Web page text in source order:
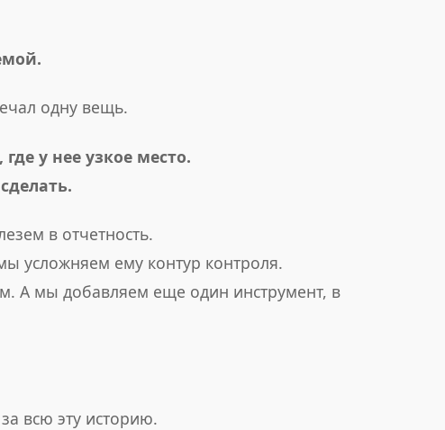
одну вещь.
у нее узкое место.
в отчетность.
усложняем ему контур контроля.
А мы добавляем еще один инструмент, в
всю эту историю.